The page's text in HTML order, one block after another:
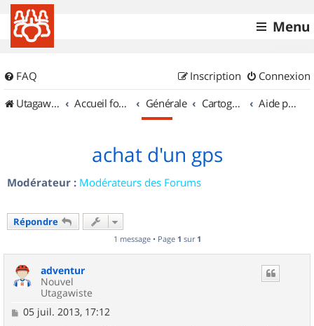
Menu
FAQ Connexion
Inscription
UtagawaVTT (Randos VTT et VTTAE avec traces GPS)
Accueil forum Générale Cartographie et GPS Aide pour l'achat d'un GPS
achat d'un gps
Modérateur : Modérateurs des Forums
Répondre
1 message • Page 1 sur 1
adventur
Nouvel
Utagawiste
M
05 juil. 2013, 17:12